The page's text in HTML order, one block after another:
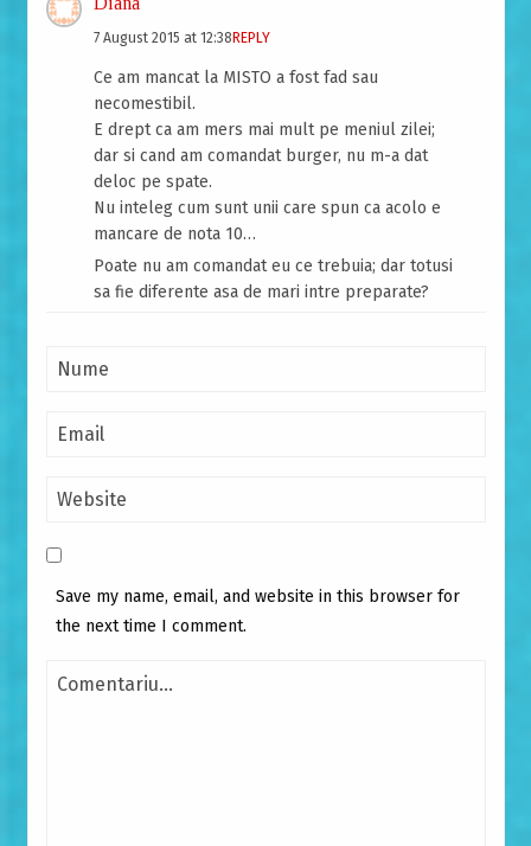
7 August 2015 at 12:38REPLY
Ce am mancat la MISTO a fost fad sau
necomestibil.
E drept ca am mers mai mult pe meniul zilei;
dar si cand am comandat burger, nu m-a dat
deloc pe spate.
Nu inteleg cum sunt unii care spun ca acolo e
mancare de nota 10…
Poate nu am comandat eu ce trebuia; dar totusi
sa fie diferente asa de mari intre preparate?
Save my name, email, and website in this browser for
the next time I comment.